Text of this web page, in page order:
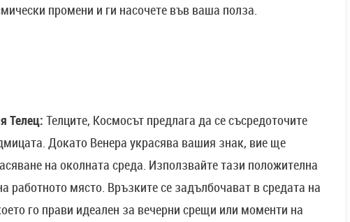
промени и ги насочете във ваша полза.
Телец: Телците, Космосът предлага да се съсредоточите
Докато Венера украсява вашия знак, вие ще
на околната среда. Използвайте тази положителна
работното място. Връзките се задълбочават в средата на
го прави идеален за вечерни срещи или моменти на